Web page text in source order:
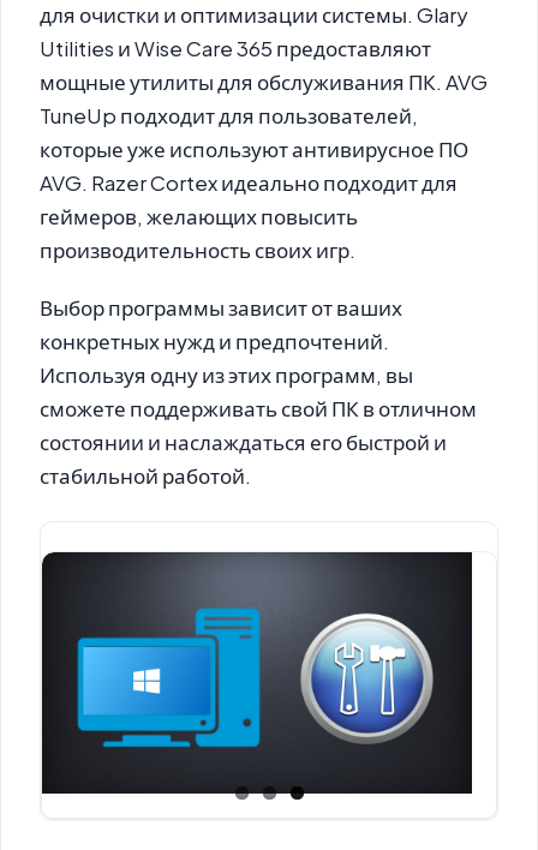
для очистки и оптимизации системы. Glary
Utilities иWise Care 365 предоставляют
мощные утилиты для обслуживания ПК. AVG
TuneUp подходит для пользователей,
которые уже используют антивирусное ПО
AVG. Razer Cortexидеально подходит для
геймеров, желающих повысить
производительность своих игр.
Выбор программы зависит от ваших
конкретных нужд и предпочтений.
Используя одну из этих программ, вы
сможете поддерживать свой ПК в отличном
состоянии и наслаждаться его быстрой и
стабильной работой.